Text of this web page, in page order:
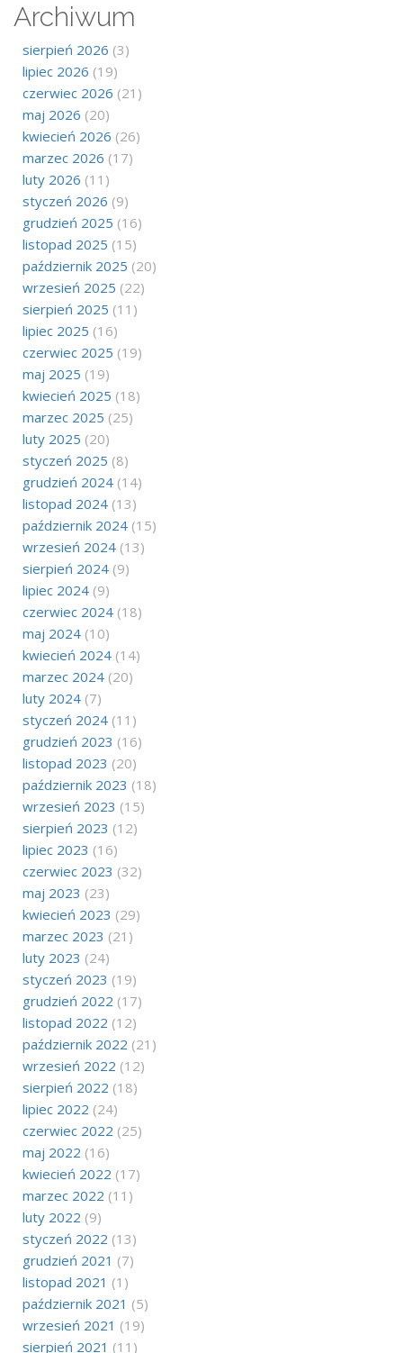
Archiwum
sierpień 2026 (3)
lipiec 2026 (19)
czerwiec 2026 (21)
maj 2026 (20)
kwiecień 2026 (26)
marzec 2026 (17)
luty 2026 (11)
styczeń 2026 (9)
grudzień 2025 (16)
listopad 2025 (15)
październik 2025 (20)
wrzesień 2025 (22)
sierpień 2025 (11)
lipiec 2025 (16)
czerwiec 2025 (19)
maj 2025 (19)
kwiecień 2025 (18)
marzec 2025 (25)
luty 2025 (20)
styczeń 2025 (8)
grudzień 2024 (14)
listopad 2024 (13)
październik 2024 (15)
wrzesień 2024 (13)
sierpień 2024 (9)
lipiec 2024 (9)
czerwiec 2024 (18)
maj 2024 (10)
kwiecień 2024 (14)
marzec 2024 (20)
luty 2024 (7)
styczeń 2024 (11)
grudzień 2023 (16)
listopad 2023 (20)
październik 2023 (18)
wrzesień 2023 (15)
sierpień 2023 (12)
lipiec 2023 (16)
czerwiec 2023 (32)
maj 2023 (23)
kwiecień 2023 (29)
marzec 2023 (21)
luty 2023 (24)
styczeń 2023 (19)
grudzień 2022 (17)
listopad 2022 (12)
październik 2022 (21)
wrzesień 2022 (12)
sierpień 2022 (18)
lipiec 2022 (24)
czerwiec 2022 (25)
maj 2022 (16)
kwiecień 2022 (17)
marzec 2022 (11)
luty 2022 (9)
styczeń 2022 (13)
grudzień 2021 (7)
listopad 2021 (1)
październik 2021 (5)
wrzesień 2021 (19)
sierpień 2021 (11)